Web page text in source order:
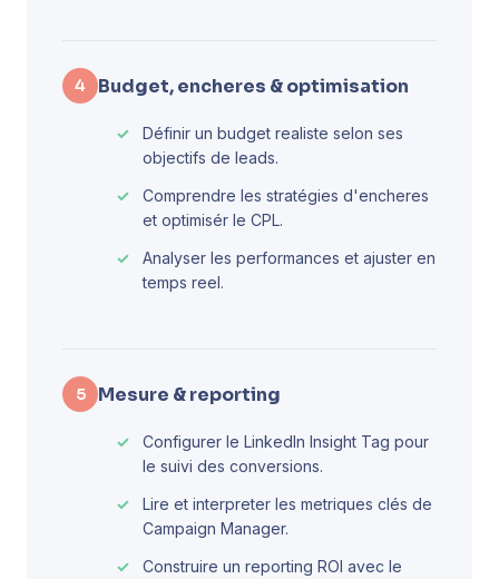
4 Budget, encheres & optimisation
Définir un budget realiste selon ses
objectifs de leads.
Comprendre les stratégies d'encheres
et optimisér le CPL.
Analyser les performances et ajuster en
temps reel.
5 Mesure & reporting
Configurer le LinkedIn Insight Tag pour
le suivi des conversions.
Lire et interpreter les metriques clés de
Campaign Manager.
Construire un reporting ROI avec le